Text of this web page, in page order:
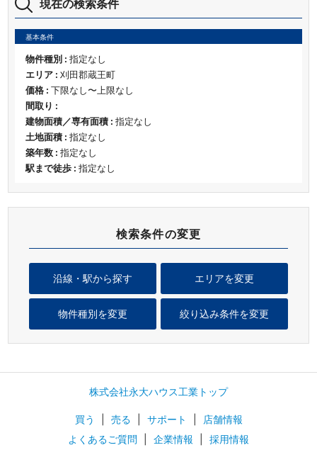
検索条件の変更
エリアを変更
沿線・駅から探す
物件種別を変更 絞り込み条件を変更
現在の検索条件
基本条件
物件種別 : 指定なし
エリア : 刈田郡蔵王町
価格 : 下限なし〜上限なし
間取り :
建物面積／専有面積 : 指定なし
土地面積 : 指定なし
築年数 : 指定なし
駅まで徒歩 : 指定なし
株式会社永大ハウス工業トップ
買う 売る サポート
店舗情報
よくあるご質問
企業情報 採用情報